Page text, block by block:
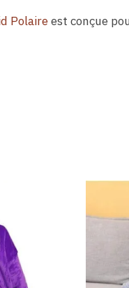
Polaireest conçue